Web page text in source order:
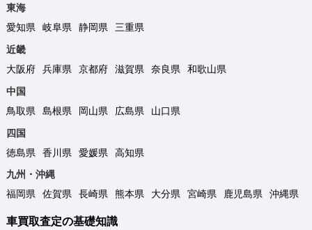
東海
愛知県
岐阜県 静岡県
三重県
近畿
大阪府
兵庫県 京都府 滋賀県 奈良県
和歌山県
中国
鳥取県
島根県 岡山県 広島県
山口県
四国
徳島県
香川県 愛媛県
高知県
九州・沖縄
福岡県
佐賀県 長崎県 熊本県 大分県 宮崎県 鹿児島県 沖縄県
車買取査定の基礎知識